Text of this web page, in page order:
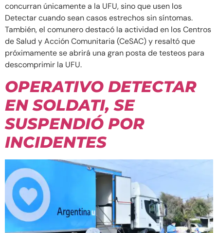
concurran únicamente a la UFU, sino que usen los
Detectar cuando sean casos estrechos sin síntomas.
También, el comunero destacó la actividad en los Centros
de Salud y Acción Comunitaria (CeSAC) y resaltó que
próximamente se abrirá una gran posta de testeos para
descomprimir la UFU.
OPERATIVO DETECTAR
EN SOLDATI, SE
SUSPENDIÓ POR
INCIDENTES